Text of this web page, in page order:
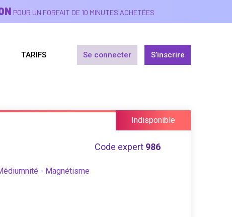
POUR UN FORFAIT DE 10 MINUTES ACHETÉES
TARIFS Se connecter S’inscrire
Indisponible
Code expert 986
- Magnétisme